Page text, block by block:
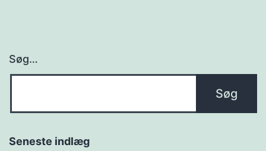
Søg…
Seneste indlæg